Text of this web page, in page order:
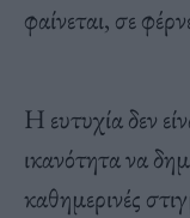
φαίνεται, σε
Η ευτυχία δεν
ικανότητα να
καθημερινές